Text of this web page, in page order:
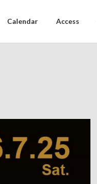
Calendar Access